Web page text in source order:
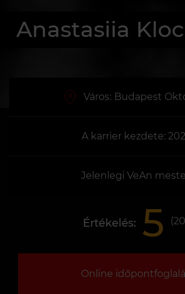
Anastasiia
Város: Budapest
A karrier kezdete:
Jelenlegi VeAn
Értékelés: 5 (20
Online